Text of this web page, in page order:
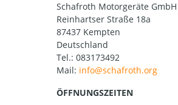
Schafroth Motorgeräte GmbH
Reinhartser Straße 18a
87437 Kempten
Deutschland
Tel.: 083173492
Mail:
ÖFFNUNGSZEITEN